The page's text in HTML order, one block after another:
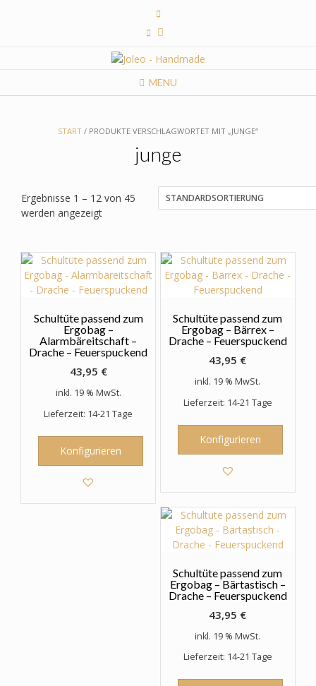
MENU
START / PRODUKTE VERSCHLAGWORTET MIT „JUNGE“
junge
Ergebnisse 1 – 12 von 45
werden angezeigt
Schultüte passend zum
Ergobag –
Alarmbäreitschaft –
Drache – Feuerspuckend
43,95 €
inkl. 19 % MwSt.
Lieferzeit: 14-21 Tage
Konfigurieren
Schultüte passend zum
Ergobag – Bärrex –
Drache – Feuerspuckend
43,95 €
inkl. 19 % MwSt.
Lieferzeit: 14-21 Tage
Konfigurieren
Schultüte passend zum
Ergobag – Bärtastisch –
Drache – Feuerspuckend
43,95 €
inkl. 19 % MwSt.
Lieferzeit: 14-21 Tage